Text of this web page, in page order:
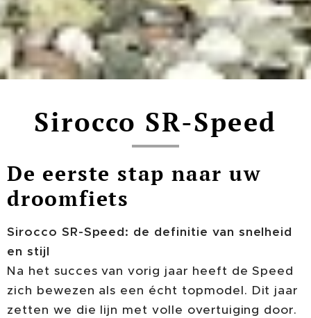
Sirocco SR-Speed
De eerste stap naar uw
droomfiets
Sirocco SR-Speed: de definitie van snelheid
en stijl
Na het succes van vorig jaar heeft de Speed
zich bewezen als een écht topmodel. Dit jaar
zetten we die lijn met volle overtuiging door.